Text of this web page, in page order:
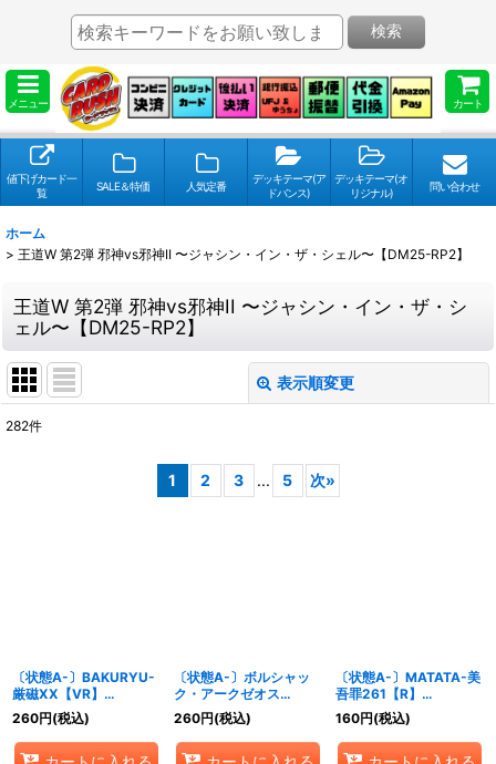
メニュー カート
検索
値下げカード一
覧
SALE＆特価 人気定番
デッキテーマ(ア
ドバンス)
デッキテーマ(オ
リジナル)
問い合わせ
ホーム
> 王道W 第2弾 邪神vs邪神II 〜ジャシン・イン・ザ・シェル〜【DM25-RP2】
王道W 第2弾 邪神vs邪神II 〜ジャシン・イン・ザ・シ
ェル〜【DM25-RP2】
表示順変更
282件
1 2 3 ... 5 次»
〔状態A-〕BAKURYU-
厳磁XX【VR】
{25RP210/77}《多》
260円(税込)
〔状態A-〕ボルシャッ
ク・アークゼオス
NEX【SR】
{25RP2TD1/TD5}
《光》
260円(税込)
〔状態A-〕MATATA-美
吾罪261【R】
{25RP220/77}《自然》
160円(税込)